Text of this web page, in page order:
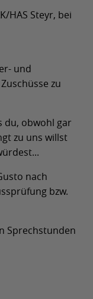
HAS Steyr, bei
und
zu
du, obwohl gar
zu uns willst
nach
bzw.
Sprechstunden